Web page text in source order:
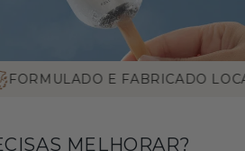
E FABRICADO
MELHORAR?